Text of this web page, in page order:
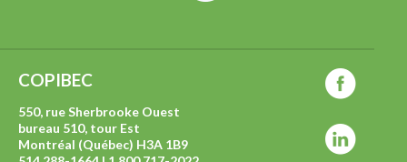
COPIBEC
550, rue Sherbrooke Ouest
bureau 510, tour Est
Montréal (Québec) H3A 1B9